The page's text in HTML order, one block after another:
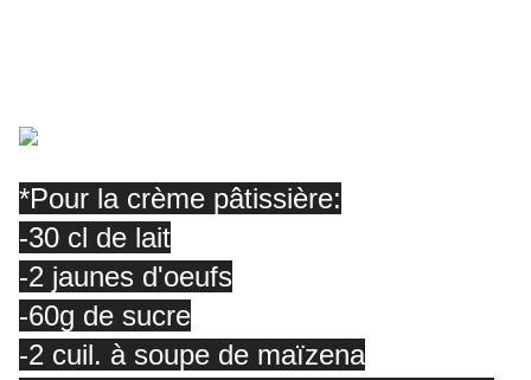
*Pour la crème pâtissière:
-30 cl de lait
-2 jaunes d'oeufs
-60g de sucre
-2 cuil. à soupe de maïzena